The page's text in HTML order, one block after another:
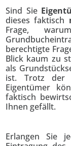
Sind Sie
dieses faktisch
Frage,
berechtigte
Blick kaum zu
als
ist. Trotz der
Eigentümer
faktisch
Ihnen gefällt.
Erlangen Sie